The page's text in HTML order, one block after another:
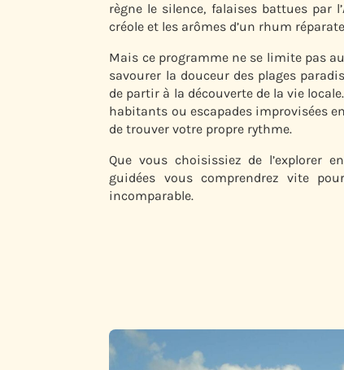
règne le silence, falaises battues par
créole et les arômes d’un rhum
Mais ce programme ne se limite pas
savourer la douceur des plages
de partir à la découverte de la vie
habitants ou escapades improvisées
de trouver votre propre rythme.
Que vous choisissiez de l’explorer
guidées vous comprendrez vite
incomparable.